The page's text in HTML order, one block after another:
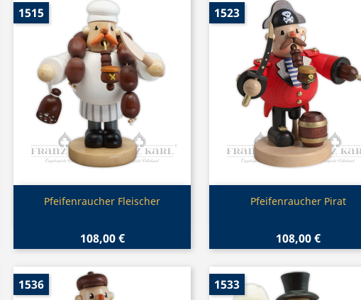
Vorschau
Pfeifenraucher Fleischer
108,00 €
1515
Vorschau
Pfeifenraucher Pirat
108,00 €
1523
1536 1533